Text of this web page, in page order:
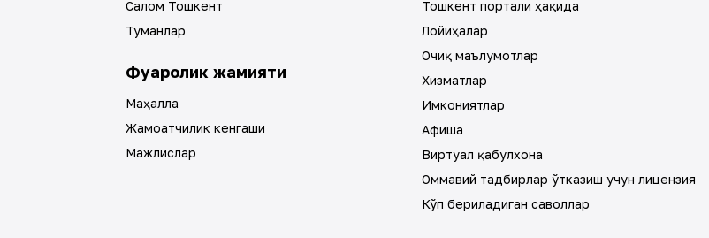
Салом Тошкент
Туманлар
Фуқаролик жамияти
Маҳалла
Жамоатчилик кенгаши
Мажлислар
Тошкент портали ҳақида
Лойиҳалар
Очиқ маълумотлар
Хизматлар
Имкониятлар
Афиша
Виртуал қабулхона
Оммавий тадбирлар ўтказиш учун лицензия
Кўп бериладиган саволлар